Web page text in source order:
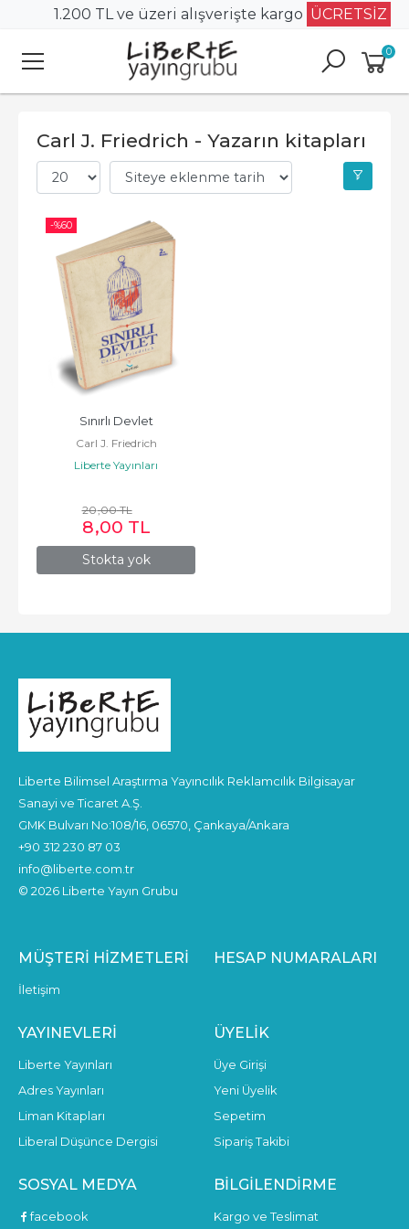
1.200 TL ve üzeri alışverişte kargo ÜCRETSİZ
0
Carl J. Friedrich - Yazarın kitapları
-%60
Stokta yok
Sınırlı Devlet
Carl J. Friedrich
Liberte Yayınları
20,00TL
8,00 TL
Liberte Bilimsel Araştırma Yayıncılık Reklamcılık Bilgisayar
Sanayi ve Ticaret A.Ş.
GMK Bulvarı No:108/16, 06570, Çankaya/Ankara
+90 312 230 87 03
info@liberte.com.tr
© 2026 Liberte Yayın Grubu
MÜŞTERI HIZMETLERI
İletişim
HESAP NUMARALARI
YAYINEVLERI
Liberte Yayınları
Adres Yayınları
Liman Kitapları
Liberal Düşünce Dergisi
ÜYELIK
Üye Girişi
Yeni Üyelik
Sepetim
Sipariş Takibi
SOSYAL MEDYA
facebook
BILGILENDIRME
Kargo ve Teslimat